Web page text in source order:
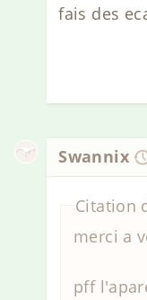
fais des
Swannix
Citation
merci a
pff